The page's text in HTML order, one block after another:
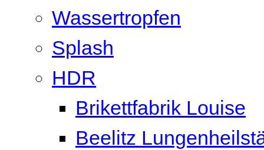
Wassertropfen
Splash
HDR
Brikettfabrik Louise
Beelitz